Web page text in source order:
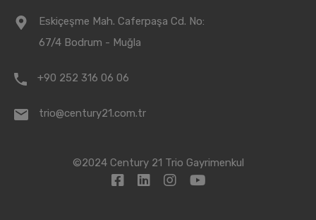
Eskiçeşme Mah. Caferpaşa Cd. No:
67/4 Bodrum - Muğla
+90 252 316 06 06
trio@century21.com.tr
©2024 Century 21 Trio Gayrimenkul